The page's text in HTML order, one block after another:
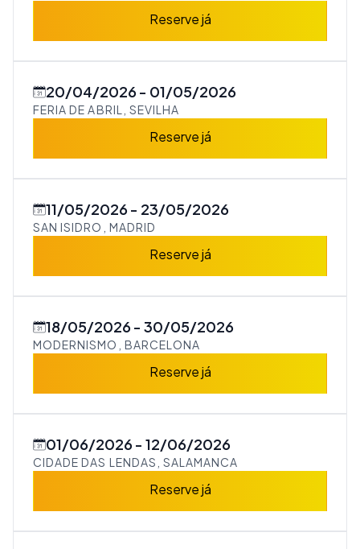
Reserve já
20/04/2026 01/05/2026
FERIA DE ABRIL, SEVILHA
Reserve já
11/05/2026 23/05/2026
SAN ISIDRO, MADRID
Reserve já
18/05/2026 30/05/2026
MODERNISMO, BARCELONA
Reserve já
01/06/2026 12/06/2026
CIDADE DAS LENDAS, SALAMANCA
Reserve já